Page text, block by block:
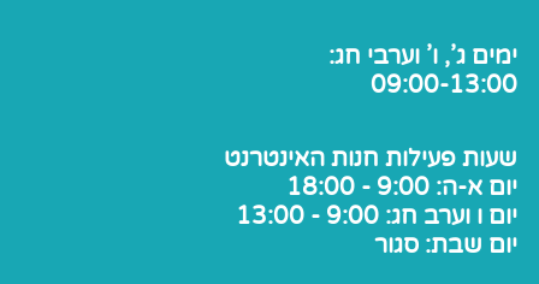
ימים ג', ו' וערבי חג:
09:00-13:00
שעות פעילות חנות האינטרנט
יום א-ה: 9:00 - 18:00
יום ו וערב חג: 9:00 - 13:00
יום שבת: סגור